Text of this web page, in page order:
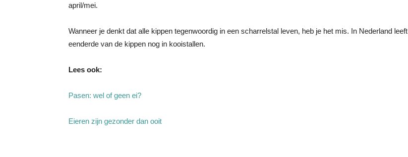
april/mei.
Wanneer je denkt dat alle kippen tegenwoordig in een scharrelstal leven, heb je het mis. In Nederland leeft
eenderde van de kippen nog in kooistallen.
Lees ook:
Pasen: wel of geen ei?
Eieren zijn gezonder dan ooit